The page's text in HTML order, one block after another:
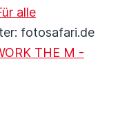
alle
fotosafari.de
THE M -